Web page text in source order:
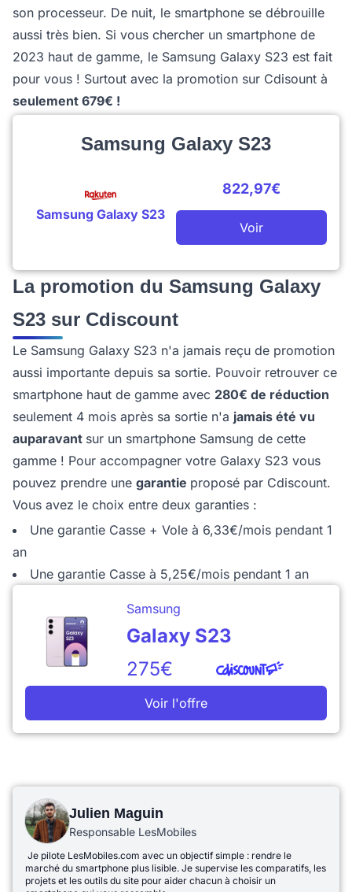
son processeur. De nuit, le smartphone se débrouille
aussi très bien. Si vous chercher un smartphone de
2023 haut de gamme, le Samsung Galaxy S23 est fait
pour vous ! Surtout avec la promotion sur Cdisount à
seulement 679€ !
Samsung Galaxy S23
Samsung Galaxy S23
822,97€
Voir
La promotion du Samsung Galaxy
S23 sur Cdiscount
Le Samsung Galaxy S23 n'a jamais reçu de promotion
aussi importante depuis sa sortie. Pouvoir retrouver ce
smartphone haut de gamme avec 280€ de réduction
seulement 4 mois après sa sortie n'a jamais été vu
auparavant sur un smartphone Samsung de cette
gamme ! Pour accompagner votre Galaxy S23 vous
pouvez prendre une garantie proposé par Cdiscount.
Vous avez le choix entre deux garanties :
Une garantie Casse + Vole à 6,33€/mois pendant 1
an
Une garantie Casse à 5,25€/mois pendant 1 an
Samsung
Galaxy S23
275€
Voir l'offre
Julien Maguin
Responsable LesMobiles
Je pilote LesMobiles.com avec un objectif simple : rendre le
marché du smartphone plus lisible. Je supervise les comparatifs, les
projets et les outils du site pour aider chacun à choisir un